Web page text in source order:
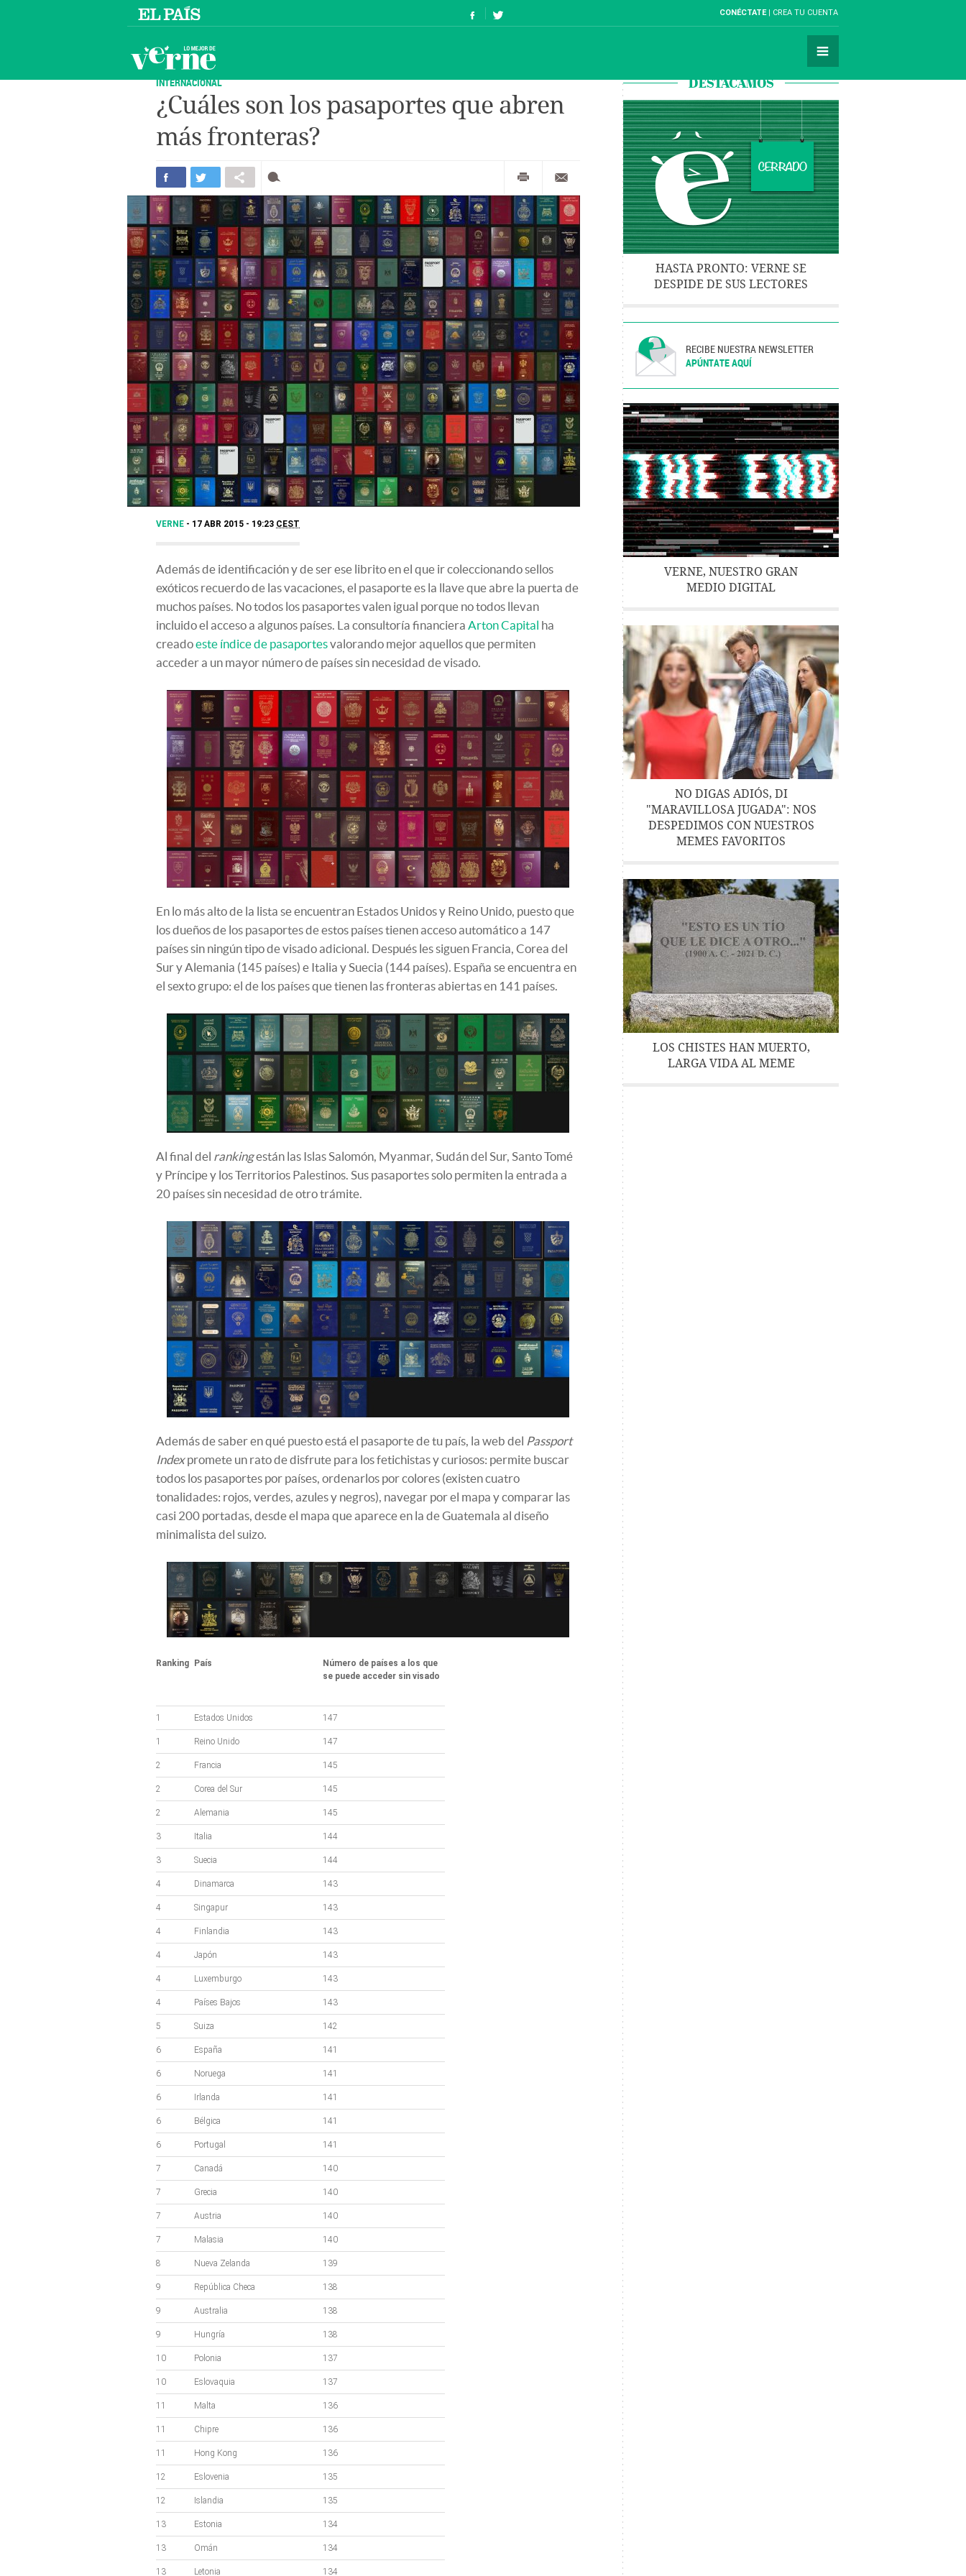
CONÉCTATE CREA TU CUENTA
INTERNACIONAL
¿Cuáles son los pasaportes que abren
más fronteras?
VERNE 17 ABR 2015 - 19:23 CEST
Además de identificación y de ser ese librito en el que ir coleccionando sellos
exóticos recuerdo de las vacaciones, el pasaporte es la llave que abre la puerta de
muchos países. No todos los pasaportes valen igual porque no todos llevan
incluido el acceso a algunos países. La consultoría financiera Arton Capital ha
creadoeste índice de pasaportesvalorando mejor aquellos que permiten
acceder a un mayor número de países sin necesidad de visado.
En lo más alto de la lista se encuentran Estados Unidos y Reino Unido, puesto que
los dueños de los pasaportes de estos países tienen acceso automático a 147
países sin ningún tipo de visado adicional. Después les siguen Francia, Corea del
Sur y Alemania (145 países) e Italia y Suecia (144 países). España se encuentra en
el sexto grupo: el de los países que tienen las fronteras abiertas en 141 países.
Al final del rankingestán las Islas Salomón, Myanmar, Sudán del Sur, Santo Tomé
y Príncipe y los Territorios Palestinos. Sus pasaportes solo permiten la entrada a
20 países sin necesidad de otro trámite.
Además de saber en qué puesto está el pasaporte de tu país, la web del Passport
Indexpromete un rato de disfrute para los fetichistas y curiosos: permite buscar
todos los pasaportes por países, ordenarlos por colores (existen cuatro
tonalidades: rojos, verdes, azules y negros), navegar por el mapa y comparar las
casi 200 portadas, desde el mapa que aparece en la de Guatemala al diseño
minimalista del suizo.
Ranking País
Número de países a los que
se puede acceder sin visado
1 Estados Unidos 147
1 Reino Unido 147
2 Francia 145
2 Corea del Sur 145
2 Alemania 145
3 Italia 144
3 Suecia 144
4 Dinamarca 143
4 Singapur 143
4 Finlandia 143
4 Japón 143
4 Luxemburgo 143
4 Países Bajos 143
5 Suiza 142
6 España 141
6 Noruega 141
6 Irlanda 141
6 Bélgica 141
6 Portugal 141
7 Canadá 140
7 Grecia 140
7 Austria 140
7 Malasia 140
8 Nueva Zelanda 139
9 República Checa 138
9 Australia 138
9 Hungría 138
10 Polonia 137
10 Eslovaquia 137
11 Malta 136
11 Chipre 136
11 Hong Kong 136
12 Eslovenia 135
12 Islandia 135
13 Estonia 134
13 Omán 134
13 Letonia 134
DESTACAMOS
HASTA PRONTO: VERNE SE
DESPIDE DE SUS LECTORES
RECIBE NUESTRA NEWSLETTER
APÚNTATE AQUÍ
VERNE, NUESTRO GRAN
MEDIO DIGITAL
NO DIGAS ADIÓS, DI
"MARAVILLOSA JUGADA": NOS
DESPEDIMOS CON NUESTROS
MEMES FAVORITOS
LOS CHISTES HAN MUERTO,
LARGA VIDA AL MEME